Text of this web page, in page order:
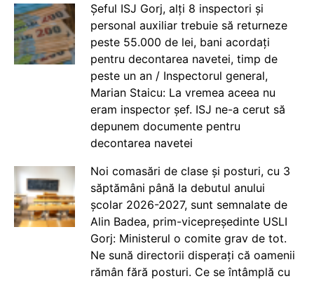
Șeful ISJ Gorj, alți 8 inspectori și
personal auxiliar trebuie să returneze
peste 55.000 de lei, bani acordați
pentru decontarea navetei, timp de
peste un an / Inspectorul general,
Marian Staicu: La vremea aceea nu
eram inspector șef. ISJ ne-a cerut să
depunem documente pentru
decontarea navetei
Noi comasări de clase și posturi, cu 3
săptămâni până la debutul anului
școlar 2026-2027, sunt semnalate de
Alin Badea, prim-vicepreședinte USLI
Gorj: Ministerul o comite grav de tot.
Ne sună directorii disperați că oamenii
rămân fără posturi. Ce se întâmplă cu